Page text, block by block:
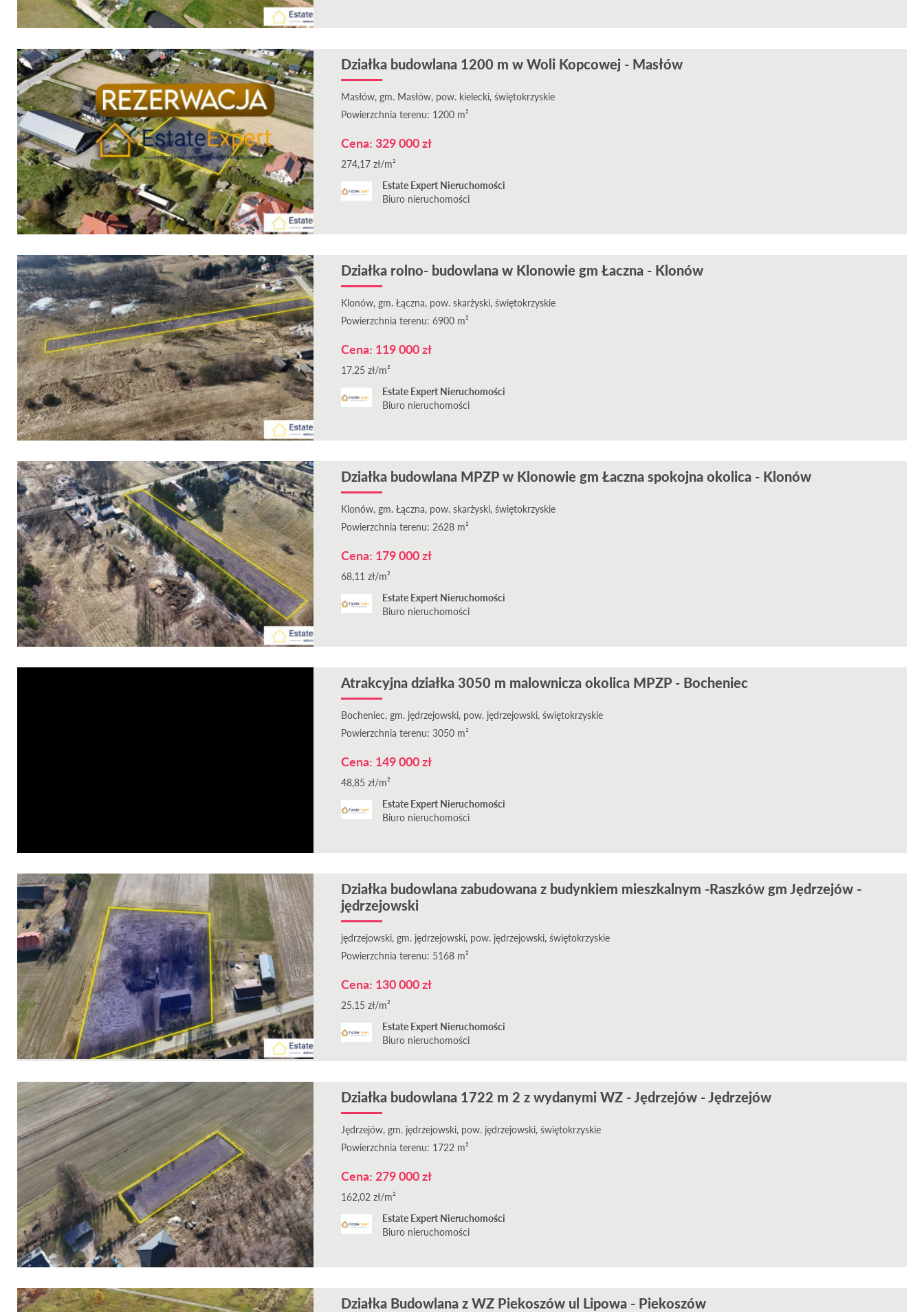
Działka budowlana 1200 m w Woli Kopcowej - Masłów
Masłów, gm. Masłów, pow. kielecki, świętokrzyskie
Powierzchnia terenu: 1200 m²
Cena: 329 000 zł
274,17 zł/m²
Estate Expert Nieruchomości
Biuro nieruchomości
Działka rolno- budowlana w Klonowie gm Łaczna - Klonów
Klonów, gm. Łączna, pow. skarżyski, świętokrzyskie
Powierzchnia terenu: 6900 m²
Cena: 119 000 zł
17,25 zł/m²
Estate Expert Nieruchomości
Biuro nieruchomości
Działka budowlana MPZP w Klonowie gm Łaczna spokojna okolica - Klonów
Klonów, gm. Łączna, pow. skarżyski, świętokrzyskie
Powierzchnia terenu: 2628 m²
Cena: 179 000 zł
68,11 zł/m²
Estate Expert Nieruchomości
Biuro nieruchomości
Atrakcyjna działka 3050 m malownicza okolica MPZP - Bocheniec
Bocheniec, gm. jędrzejowski, pow. jędrzejowski, świętokrzyskie
Powierzchnia terenu: 3050 m²
Cena: 149 000 zł
48,85 zł/m²
Estate Expert Nieruchomości
Biuro nieruchomości
Działka budowlana zabudowana z budynkiem mieszkalnym -Raszków gm Jędrzejów -
jędrzejowski
jędrzejowski, gm. jędrzejowski, pow. jędrzejowski, świętokrzyskie
Powierzchnia terenu: 5168 m²
Cena: 130 000 zł
25,15 zł/m²
Estate Expert Nieruchomości
Biuro nieruchomości
Działka budowlana 1722 m 2 z wydanymi WZ - Jędrzejów - Jędrzejów
Jędrzejów, gm. jędrzejowski, pow. jędrzejowski, świętokrzyskie
Powierzchnia terenu: 1722 m²
Cena: 279 000 zł
162,02 zł/m²
Estate Expert Nieruchomości
Biuro nieruchomości
Działka Budowlana z WZ Piekoszów ul Lipowa - Piekoszów